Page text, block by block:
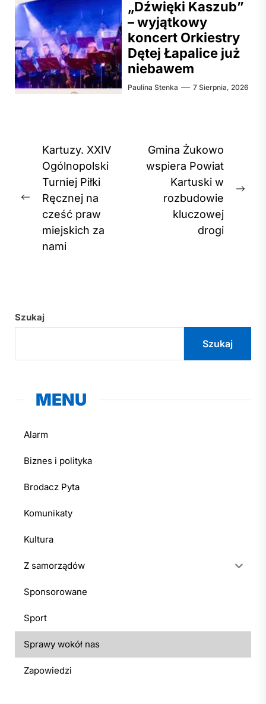
„Dźwięki Kaszub”
– wyjątkowy
koncert Orkiestry
Dętej Łapalice już
niebawem
Paulina Stenka 7 Sierpnia, 2026
Nawigacja
wpisu
Previous
post:
Kartuzy. XXIV
Ogólnopolski
Turniej Piłki
Ręcznej na
cześć praw
miejskich za
nami
Gmina Żukowo
wspiera Powiat
Kartuski w
rozbudowie
kluczowej
drogi
Szukaj
Szukaj
MENU
Alarm
Biznes i polityka
Brodacz Pyta
Komunikaty
Kultura
Z samorządów
Sponsorowane
Sport
Sprawy wokół nas
Zapowiedzi